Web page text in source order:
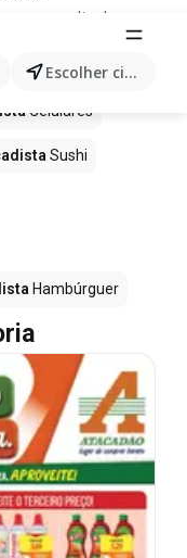
Escolher cidade
resultados
Celulares
Sushi
Hambúrguer